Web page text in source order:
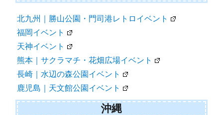
北九州｜勝山公園・門司港レトロイベント
福岡イベント
天神イベント
熊本｜サクラマチ・花畑広場イベント
長崎｜水辺の森公園イベント
鹿児島｜天文館公園イベント
沖縄